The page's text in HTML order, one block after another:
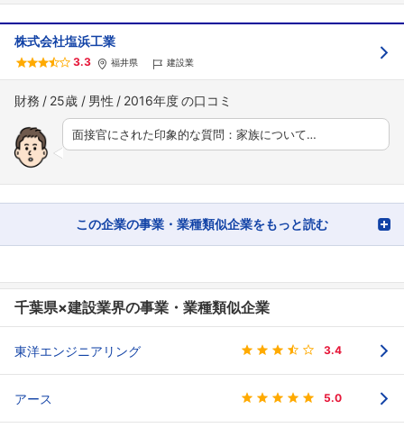
株式会社塩浜工業
3.3 福井県 建設業
財務 25歳 男性 2016年度
面接官にされた印象的な質問：家族について…
この企業の事業・業種類似企業をもっと読む
千葉県×建設業界の事業・業種類似企業
東洋エンジニアリング 3.4
アース 5.0